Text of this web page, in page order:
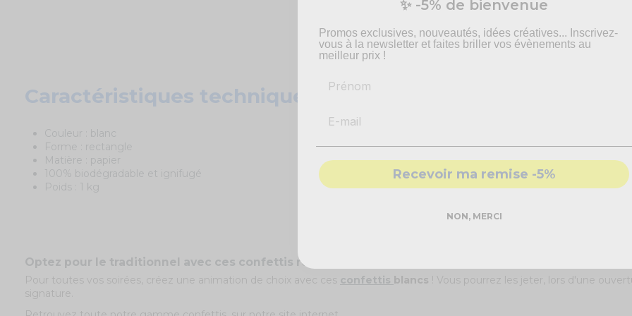
Optez pour le traditionnel avec ces confettis rectangulaires en papier blanc - Sac 1 KG !
Pour toutes vos soirées, créez une animation de choix avec ces confettis blancs ! Vous pourrez les jeter, lors d'une
signature.
Caractéristiques techniques
Couleur : blanc
Forme : rectangle
Matière : papier
100% biodégradable et ignifugé
Poids : 1 kg
✨ -5% de bienvenue
Promos exclusives, nouveautés, idées créatives... Inscrivez-
vous à la newsletter et faites briller vos évènements au
meilleur prix !
Recevoir ma remise -5%
NON, MERCI